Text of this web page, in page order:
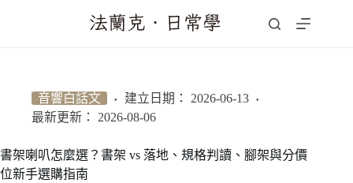
音響白話文 建立日期：
2026-06-13
最新更新：
2026-08-06
書架喇叭怎麼選？書架 vs 落地、規格判讀、腳架與分價
位新手選購指南